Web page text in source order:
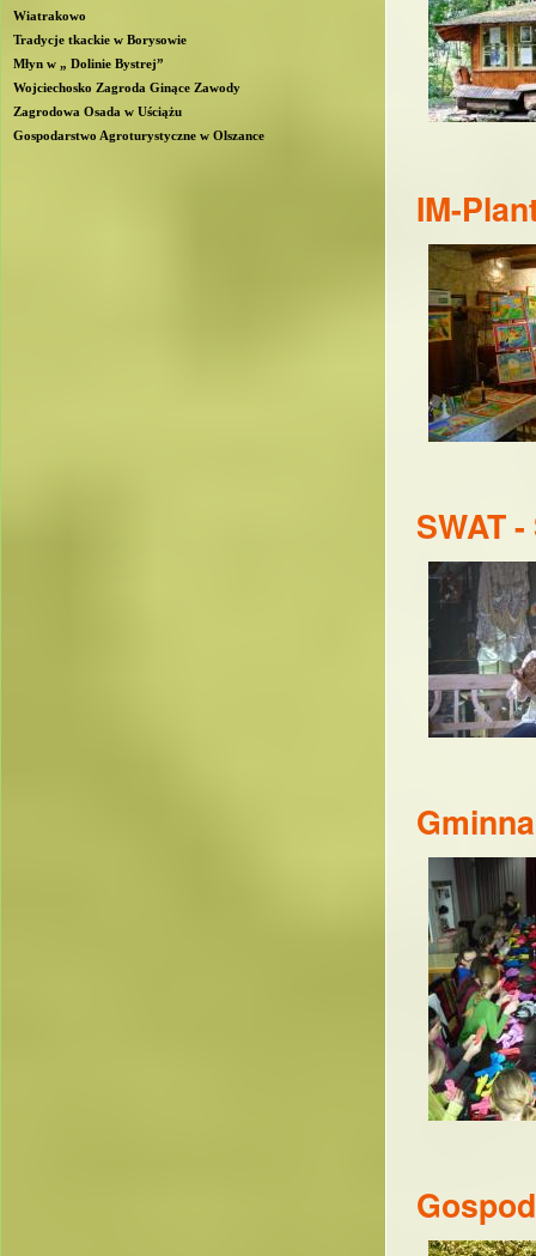
IM-
SWAT
Wiatrakowo
Tradycje tkackie w Borysowie
Młyn w „ Dolinie Bystrej”
Wojciechosko Zagroda Ginące Zawody
Zagrodowa Osada w Uściążu
Gospodarstwo Agroturystyczne w Olszance